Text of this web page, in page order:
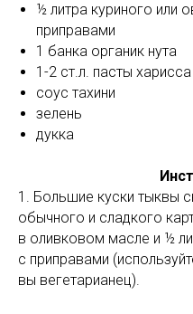
½ литра куриного или
приправами
1 банка органик нута
1-2 ст.л. пасты харисса
соус тахини
зелень
дукка
1. Большие куски тыквы
обычного и сладкого
в оливковом масле и ½
с приправами
вы вегетарианец).